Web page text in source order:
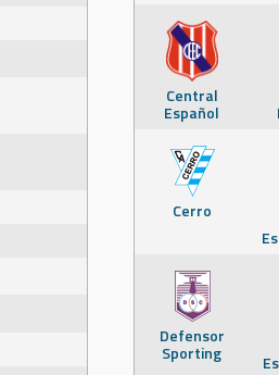
Central
Español
Cerro
Defensor
Sporting